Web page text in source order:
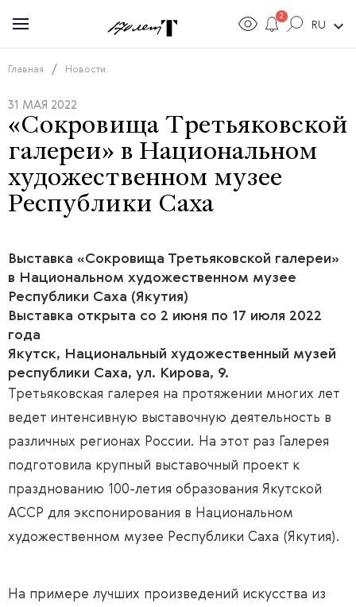
2
RU expand_more
Главная / Новости
31 МАЯ 2022
«Сокровища Третьяковской
галереи» в Национальном
художественном музее
Республики Саха
Выставка «Сокровища Третьяковской галереи»
в Национальном художественном музее
Республики Саха (Якутия)
Выставка открыта со 2 июня по 17 июля 2022
года
Якутск, Национальный художественный музей
республики Саха, ул. Кирова, 9.
Третьяковская галерея на протяжении многих лет
ведет интенсивную выставочную деятельность в
различных регионах России. На этот раз Галерея
подготовила крупный выставочный проект к
празднованию 100-летия образования Якутской
АССР для экспонирования в Национальном
художественном музее Республики Саха (Якутия).
На примере лучших произведений искусства из